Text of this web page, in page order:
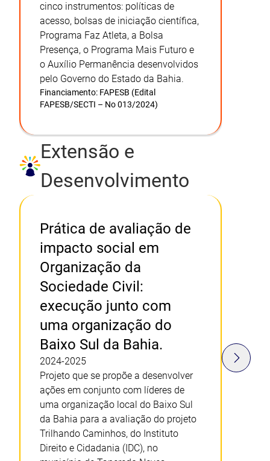
cinco instrumentos: políticas de
acesso, bolsas de iniciação científica,
Programa Faz Atleta, a Bolsa
Presença, o Programa Mais Futuro e
o Auxílio Permanência desenvolvidos
pelo Governo do Estado da Bahia.
Financiamento: FAPESB (Edital
FAPESB/SECTI – No 013/2024)
Extensão e
Desenvolvimento
Prática de avaliação de
impacto social em
Organização da
Sociedade Civil:
execução junto com
uma organização do
Baixo Sul da Bahia.
2024-2025
Projeto que se propõe a desenvolver
ações em conjunto com líderes de
uma organização local do Baixo Sul
da Bahia para a avaliação do projeto
Trilhando Caminhos, do Instituto
Direito e Cidadania (IDC), no